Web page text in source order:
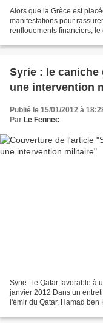
Alors que la Grèce est
manifestations pour
renflouements financiers,
Syrie : le caniche
une intervention
Publié le 15/01/2012 à
Par Le Fennec
Syrie : le Qatar favorable à
janvier 2012 Dans un
l'émir du Qatar, Hamad